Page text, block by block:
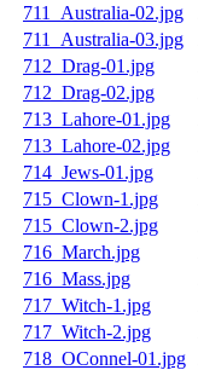
711_Australia-02.jpg
711_Australia-03.jpg
712_Drag-01.jpg
712_Drag-02.jpg
713_Lahore-01.jpg
713_Lahore-02.jpg
714_Jews-01.jpg
715_Clown-1.jpg
715_Clown-2.jpg
716_March.jpg
716_Mass.jpg
717_Witch-1.jpg
717_Witch-2.jpg
718_OConnel-01.jpg